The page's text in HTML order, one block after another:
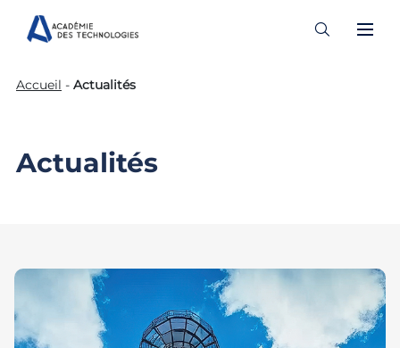
Accueil - Actualités
Actualités